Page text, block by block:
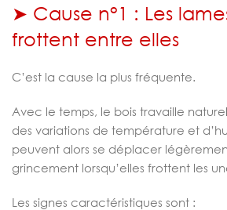
➤ Cause n°1 : Les
frottent entre elles
C’est la cause la plus fréquente.
Avec le temps, le bois travaille
des variations de température et
peuvent alors se déplacer
grincement lorsqu’elles frottent les
Les signes caractéristiques sont :